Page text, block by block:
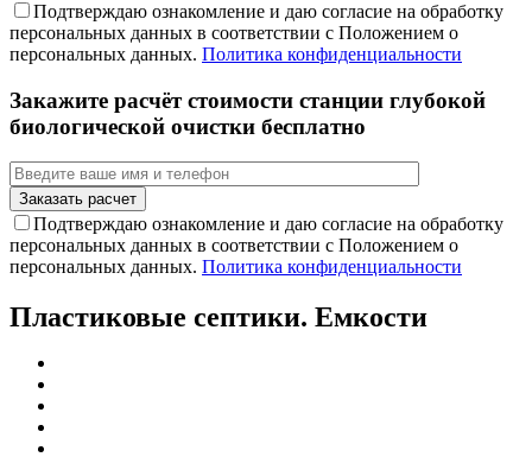
Подтверждаю ознакомление и даю согласие на обработку
персональных данных в соответствии с Положением о
персональных данных. Политика конфиденциальности
Закажите расчёт стоимости станции глубокой
биологической очистки бесплатно
Подтверждаю ознакомление и даю согласие на обработку
персональных данных в соответствии с Положением о
персональных данных. Политика конфиденциальности
Пластиковые септики. Емкости